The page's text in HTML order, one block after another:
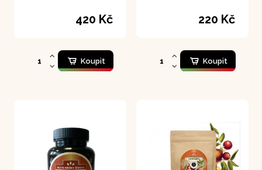
420 Kč
Koupit
220 Kč
Koupit